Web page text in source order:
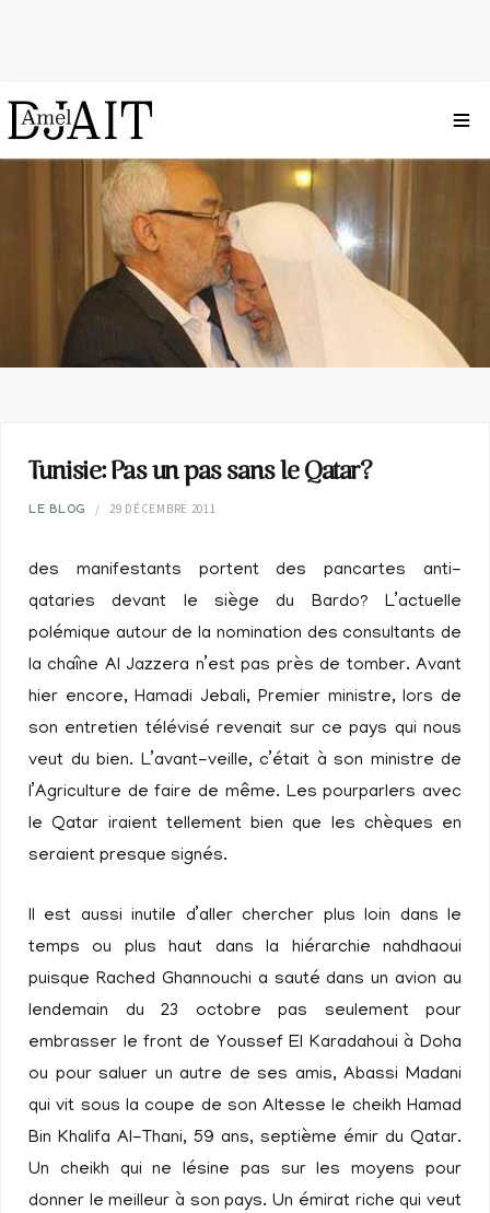
Tunisie: Pas un pas sans le Qatar?
LE BLOG 29 DÉCEMBRE 2011
des manifestants portent des pancartes anti-
qataries devant le siège du Bardo? L’actuelle
polémique autour de la nomination des consultants de
la chaîne Al Jazzera n’est pas près de tomber. Avant
hier encore, Hamadi Jebali, Premier ministre, lors de
son entretien télévisé revenait sur ce pays qui nous
veut du bien. L’avant-veille, c’était à son ministre de
l’Agriculture de faire de même. Les pourparlers avec
le Qatar iraient tellement bien que les chèques en
seraient presque signés.
Il est aussi inutile d’aller chercher plus loin dans le
temps ou plus haut dans la hiérarchie nahdhaoui
puisque Rached Ghannouchi a sauté dans un avion au
lendemain du 23 octobre pas seulement pour
embrasser le front de Youssef El Karadahoui à Doha
ou pour saluer un autre de ses amis, Abassi Madani
qui vit sous la coupe de son Altesse le cheikh Hamad
Bin Khalifa Al-Thani, 59 ans, septième émir du Qatar.
Un cheikh qui ne lésine pas sur les moyens pour
donner le meilleur à son pays. Un émirat riche qui veut